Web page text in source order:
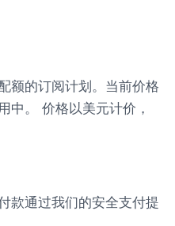
额的订阅计划。当前价格
中。 价格以美元计价，
款通过我们的安全支付提